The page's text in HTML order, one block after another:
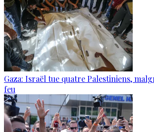
Gaza: Israël tue quatre Palestiniens,
feu